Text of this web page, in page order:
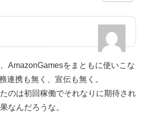
AmazonGamesをまともに使いこな
連携も無く、宣伝も無く。
のは初回稼働でそれなりに期待され
なんだろうな。